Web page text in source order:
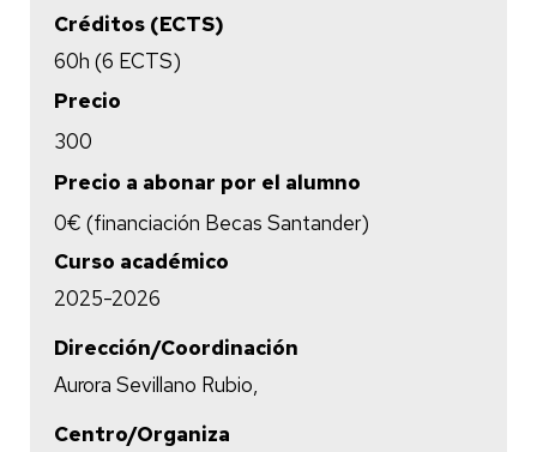
Créditos (ECTS)
60h (6 ECTS)
Precio
300
Precio a abonar por el alumno
0€ (financiación Becas Santander)
Curso académico
2025-2026
Dirección/Coordinación
Aurora Sevillano Rubio,
Centro/Organiza